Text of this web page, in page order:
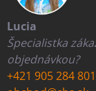
Lucia
Špecialistka
objednávkou?
+421 905 284 801